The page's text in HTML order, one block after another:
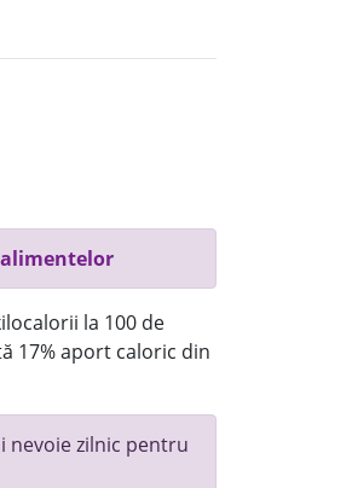
la 100 de
17% aport caloric din
nevoie zilnic pentru